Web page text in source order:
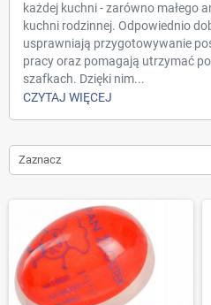
każdej kuchni - zarówno małego
kuchni rodzinnej. Odpowiednio
usprawniają przygotowywanie
pracy oraz pomagają utrzymać
szafkach. Dzięki nim...
CZYTAJ WIĘCEJ
Zaznacz